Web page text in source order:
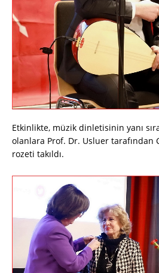
Etkinlikte, müzik dinletisinin yanı
olanlara Prof. Dr. Usluer tarafından
rozeti takıldı.